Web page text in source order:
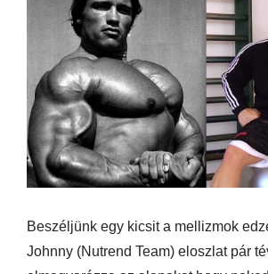
Beszéljünk egy kicsit a mellizmok
Johnny (Nutrend Team) eloszlat pár